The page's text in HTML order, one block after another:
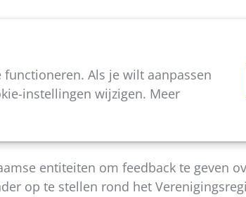
Als je wilt aanpassen
instellingen wijzigen. Meer
en overleg over Verenigingsregister
entiteiten om feedback te geven
op te stellen rond het